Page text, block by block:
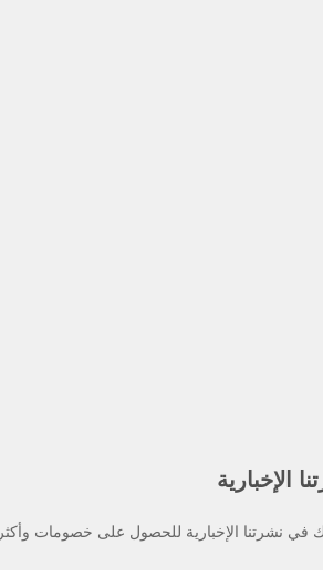
الإخبارية
في نشرتنا الإخبارية للحصول على خصومات وأكثر.